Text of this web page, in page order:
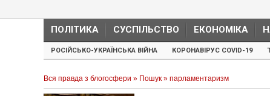
ПОЛІТИКА СУСПІЛЬСТВО ЕКОНОМІКА
РОСІЙСЬКО-УКРАЇНСЬКА ВІЙНА КОРОНАВІРУС COVID-19
Вся правда з блогосфери » Пошук » парламентаризм